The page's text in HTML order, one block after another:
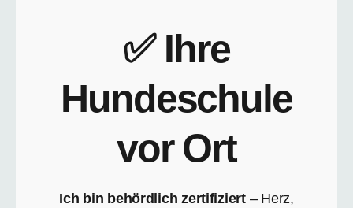
✅ Ihre
Hundeschule
vor Ort
Ich bin behördlich zertifiziert– Herz,